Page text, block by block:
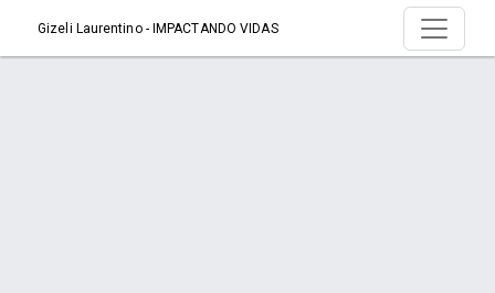
Gizeli Laurentino - IMPACTANDO VIDAS